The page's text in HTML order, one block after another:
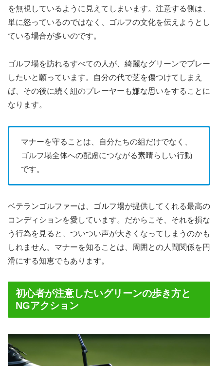
を無視しているように見えてしまいます。注意する側は、
単に怒っているのではなく、ゴルフの文化を伝えようとし
ている場合が多いのです。
ゴルフ場を訪れるすべての人が、綺麗なグリーンでプレー
したいと願っています。自分の代で芝を傷つけてしまえ
ば、その後に続く組のプレーヤーも嫌な思いをすることに
なります。
マナーを守ることは、自分たちの組だけでなく、
ゴルフ場全体への配慮につながる素晴らしい行動
です。
ベテランゴルファーは、ゴルフ場が提供してくれる最高の
コンディションを愛しています。だからこそ、それを損な
う行為を見ると、ついつい声が大きくなってしまうのかも
しれません。マナーを知ることは、周囲との人間関係を円
滑にする知恵でもあります。
初心者が注意したいグリーンの歩き方と
NGアクション